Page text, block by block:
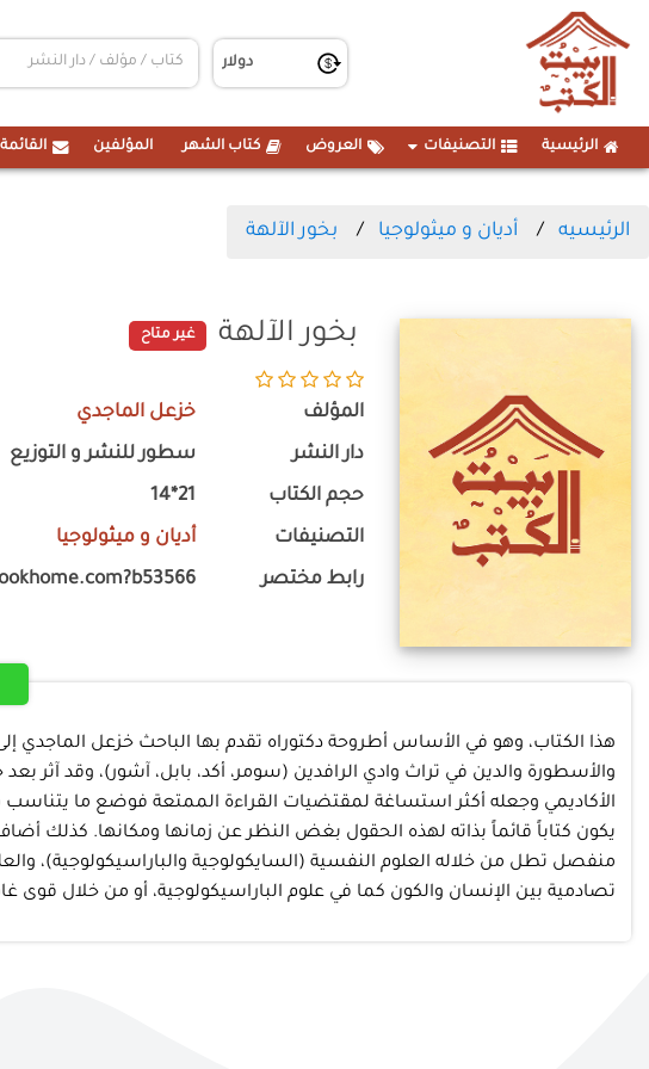
الرئيسية التصنيفات العروض كتاب الشهر المؤلفين
الرئيسيه أديان و ميثولوجيا بخور الآلهة
بخور الآلهة غير متاح
المؤلف خزعل الماجدي
دار النشر سطور للنشر و التوزيع
حجم الكتاب 21*14
التصنيفات أديان و ميثولوجيا
رابط مختصر
هذا الكتاب، وهو في الأساس أطروحة دكتوراه تقدم بها الباحث خزعل الماجدي
والأسطورة والدين في تراث وادي الرافدين (سومر، أكد، بابل، آشور)، وقد آثر
الأكاديمي وجعله أكثر استساغة لمقتضيات القراءة الممتعة فوضع ما
يكون كتاباً قائماً بذاته لهذه الحقول بغض النظر عن زمانها ومكانها. كذلك
منفصل تطل من خلاله العلوم النفسية (السايكولوجية والباراسيكولوجية)،
تصادمية بين الإنسان والكون كما في علوم الباراسيكولوجية، أو من خلال قوى